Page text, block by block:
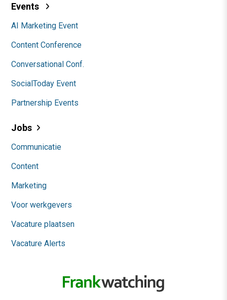
Events
AI Marketing Event
Content Conference
Conversational Conf.
SocialToday Event
Partnership Events
Jobs
Communicatie
Content
Marketing
Voor werkgevers
Vacature plaatsen
Vacature Alerts